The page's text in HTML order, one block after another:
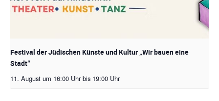
Festival der Jüdischen Künste und Kultur „Wir bauen eine
Stadt“
11. August um 16:00 Uhr bis 19:00 Uhr